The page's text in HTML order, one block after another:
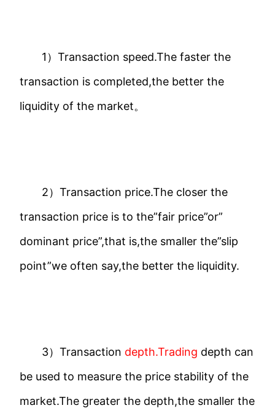
1）Transaction speed.The faster the
transaction is completed,the better the
liquidity of the market。
2）Transaction price.The closer the
transaction price is to the”fair price”or”
dominant price”,that is,the smaller the”slip
point”we often say,the better the liquidity.
3）Transaction depth.Trading depth can
be used to measure the price stability of the
market.The greater the depth,the smaller the